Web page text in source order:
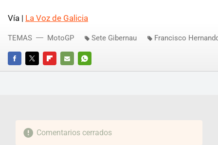
Vía | La Voz de Galicia
FACEBOOKTWITTERFLIPBOARD
E-
WHATSAPP
TEMAS MotoGP Sete Gibernau Francisco
Comentarios cerrados